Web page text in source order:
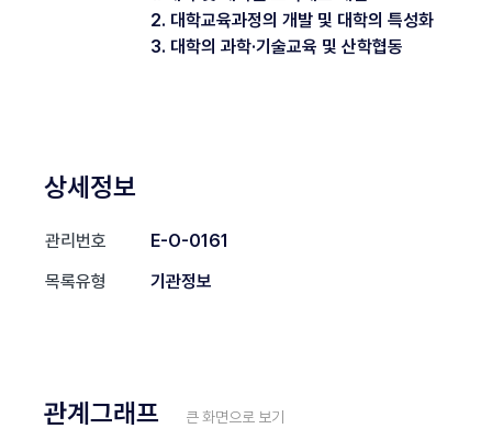
2. 대학교육과정의 개발 및 대학의 특성화
3. 대학의 과학·기술교육 및 산학협동
상세정보
관리번호
E-O-0161
목록유형
기관정보
관계그래프 큰 화면으로 보기